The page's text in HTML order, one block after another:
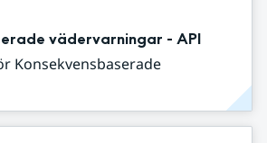
vädervarningar - API
Konsekvensbaserade